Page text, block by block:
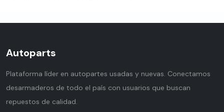
Autoparts
Plataforma líder en autopartes usadas y nuevas. Conectamos
desarmaderos de todo el país con usuarios que buscan
repuestos de calidad.